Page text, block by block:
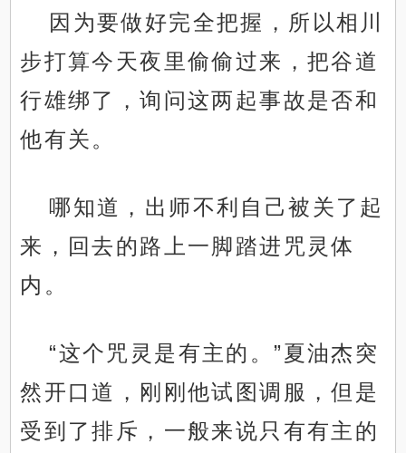
因为要做好完全把握，所以相川
步打算今天夜里偷偷过来，把谷道
行雄绑了，询问这两起事故是否和
他有关。
哪知道，出师不利自己被关了起
来，回去的路上一脚踏进咒灵体
内。
“这个咒灵是有主的。”夏油杰突
然开口道，刚刚他试图调服，但是
受到了排斥，一般来说只有有主的